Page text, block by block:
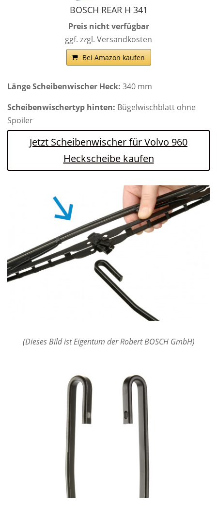
BOSCH REAR H 341
Preis nicht verfügbar
ggf. zzgl. Versandkosten
Bei Amazon kaufen
Länge Scheibenwischer Heck: 340 mm
Scheibenwischertyp hinten: Bügelwischblatt ohne
Spoiler
Jetzt Scheibenwischer für Volvo 960
Heckscheibe kaufen
(Dieses Bild ist Eigentum der Robert BOSCH GmbH)